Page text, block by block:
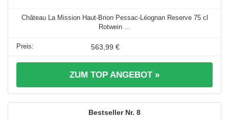
Château La Mission Haut-Brion Pessac-Léognan Reserve 75 cl
Rotwein ...
563,99 €
ZUM TOP ANGEBOT »
8